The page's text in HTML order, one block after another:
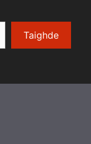
Taighde